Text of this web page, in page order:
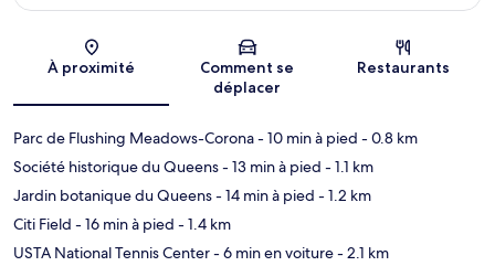
Carte
À proximité
Comment se
déplacer
Restaurants
Parc de Flushing Meadows-Corona- 10 min à pied - 0.8 km
Société historique du Queens- 13 min à pied - 1.1 km
Jardin botanique du Queens- 14 min à pied - 1.2 km
Citi Field - 16 min à pied - 1.4 km
USTA National Tennis Center- 6 min en voiture- 2.1 km